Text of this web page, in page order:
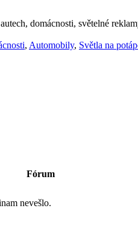
domácnosti, světelné
, Automobily, Světla na
Fórum
nevešlo.